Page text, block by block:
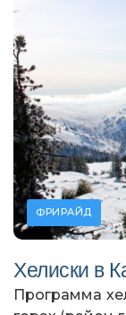
ФРИРАЙД
Хелиски в
Программа